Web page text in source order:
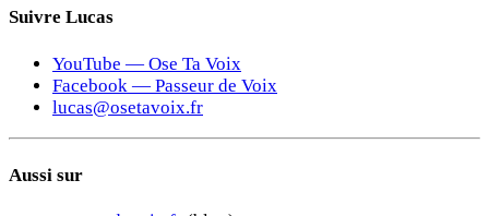
Suivre Lucas
YouTube — Ose Ta Voix
Facebook — Passeur de Voix
lucas@osetavoix.fr
Aussi sur